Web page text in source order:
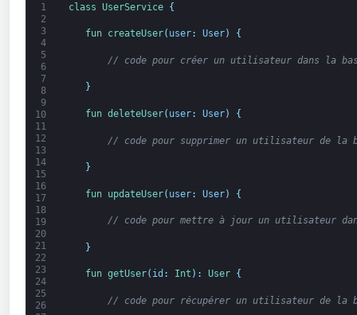
1
2
3
4
5
6
7
8
9
10
11
12
13
14
15
16
17
18
19
20
21
22
23
24
25
26
class UserService {
fun createUser( user: User) {
// code pour créer un utilisateur dans la
}
fun deleteUser( user: User) {
// code pour supprimer un utilisateur de la
}
fun updateUser( user: User) {
// code pour mettre à jour un utilisateur
}
fun getUser( id : Int ) : User {
// code pour récupérer un utilisateur de la